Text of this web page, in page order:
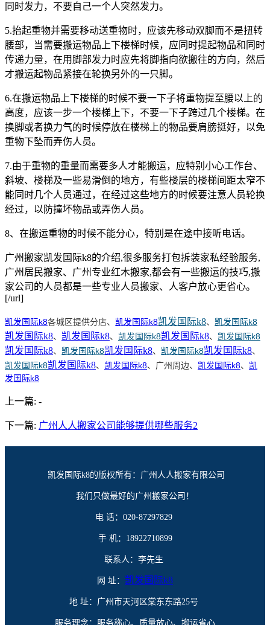
同时发力，不要自己一个人突然发力。
5.抬起重物并需要移动送重物时，应该先移动双脚而不是扭转
腰部，当需要搬运物品上下楼梯时候，应同时提起物品和同时
传递力量，在用脚部发力时应先将脚指向欲搬往的方向，然后
才搬运起物品紧接在轮换另外的一只脚。
6.在搬运物品上下楼梯的时候不要一下子将重物提至腰以上的
高度，应该一步一个楼梯上下，不要一下子跨过几个楼梯。在
换脚或者换力气的时候停放在楼梯上的物品要肩膀挺好，以免
重物下坠而弄伤人员。
7.由于重物的重量而需要多人才能搬运，应特别小心工作台、
斜坡、楼梯及一些易滑倒的地方，有些楼层的楼梯间距太窄不
能同时几个人员通过，在经过这些地方的时候要注意人员轮换
经过，以防撞坏物品或弄伤人员。
8、在搬运重物的时候不能分心，特别是在途中接听电话。
广州搬家凯发国际k8的介绍,很多服务打包拆装家私经验服务,
广州居民搬家、广州专业红木搬家,都会有一些搬运的技巧,搬
家公司的人员都是一些专业人员搬家、人客户放心更省心。
[/url]
凯发国际k8各城区提供分店、 凯发国际k8凯发国际k8、 凯发国际k8
凯发国际k8、 凯发国际k8、 凯发国际k8凯发国际k8、 凯发国际k8
凯发国际k8、 凯发国际k8凯发国际k8、 凯发国际k8凯发国际k8、
凯发国际k8凯发国际k8、 凯发国际k8、 广州周边、 凯发国际k8、 凯
发国际k8
上一篇: -
下一篇: 广州人人搬家公司能够提供哪些服务2
凯发国际k8的版权所有：广州人人搬家有限公司
我们只做最好的广州搬家公司！
电 话：020-87297829
手 机：18922710899
联系人：李先生
网 址： 凯发国际k8
地 址：广州市天河区棠东东路25号
服务理念：服务称心、质量放心、搬运省心